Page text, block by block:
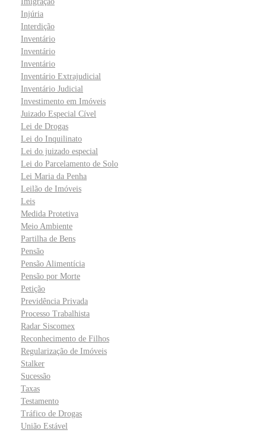
Injúria
Interdição
Inventário
Inventário
Inventário
Inventário Extrajudicial
Inventário Judicial
Investimento em Imóveis
Juizado Especial Cível
Lei de Drogas
Lei do Inquilinato
Lei do juizado especial
Lei do Parcelamento de Solo
Lei Maria da Penha
Leilão de Imóveis
Leis
Medida Protetiva
Meio Ambiente
Partilha de Bens
Pensão
Pensão Alimentícia
Pensão por Morte
Petição
Previdência Privada
Processo Trabalhista
Radar Siscomex
Reconhecimento de Filhos
Regularização de Imóveis
Stalker
Sucessão
Taxas
Testamento
Tráfico de Drogas
União Estável